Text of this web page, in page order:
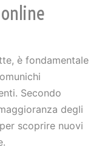
è fondamentale
Secondo
degli
scoprire nuovi